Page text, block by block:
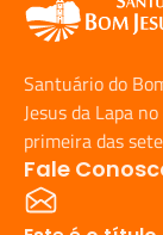
Santuário do
Jesus da Lapa
primeira das
Fale